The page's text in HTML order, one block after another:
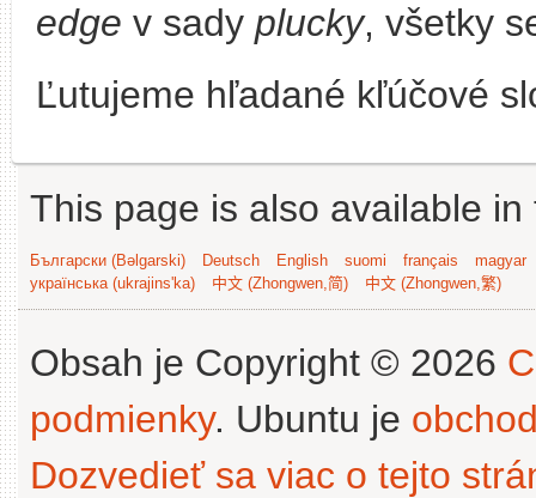
edge v sady plucky, všetky
Ľutujeme hľadané kľúčové
This page is also available
Български (Bəlgarski) Deutsch English suomi français
magyar
українська (ukrajins'ka)
中文 (Zhongwen,简) 中文 (Zhongwen,繁)
Obsah je Copyright © 2026
podmienky. Ubuntu je
Dozvedieť sa viac o tejto